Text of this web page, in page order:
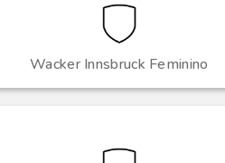
Wacker Innsbruck Feminino